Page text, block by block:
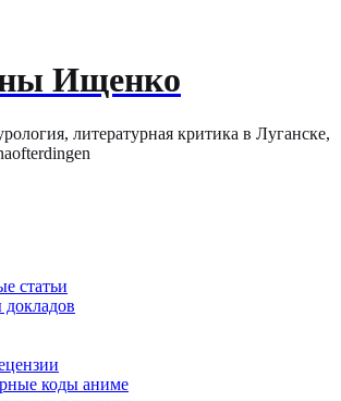
Ищенко
литературная критика в Луганске,
статьи
докладов
коды аниме